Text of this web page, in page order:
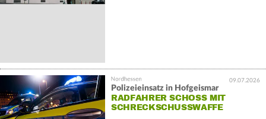
09.07.2026
Polizeieinsatz in Hofgeismar
RADFAHRER SCHOSS MIT
SCHRECKSCHUSSWAFFE